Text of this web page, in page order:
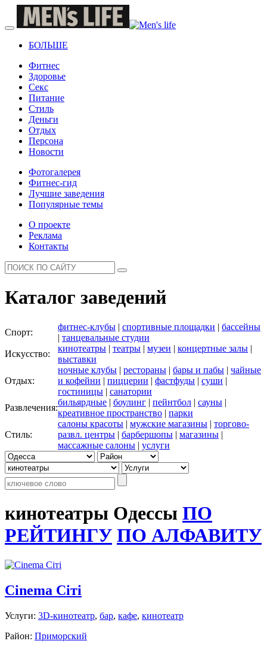
БОЛЬШЕ
Фитнес
Здоровье
Секс
Питание
Стиль
Деньги
Отдых
Персона
Новости
Фотогалерея
Фитнес-гид
Лучшие заведения
Популярные темы
О проекте
Реклама
Контакты
Каталог заведений
Спорт:
фитнес-клубы | спортивные площадки | бассейны
| танцевальные студии
Искусство:
кинотеатры | театры | музеи | концертные залы |
выставки
Отдых:
ночные клубы | рестораны | бары и пабы | чайные
и кофейни | пиццерии | фастфуды | суши |
гостиницы | санатории
Развлечения:
бильярдные | боулинг | пейнтбол | сауны |
креативное пространство | парки
Стиль:
салоны красоты | мужские магазины | торгово-
развл. центры | барбершопы | магазины |
массажные салоны | услуги
кинотеатры Одессы ПО
РЕЙТИНГУ ПО АЛФАВИТУ
Cinema Сіті
Услуги: 3D-кинотеатр, бар, кафе, кинотеатр
Район: Приморский